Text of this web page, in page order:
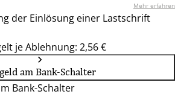
Mehr erfahren
der Einlösung einer Lastschrift
je Ablehnung: 2,56 €
am Bank-Schalter
Bank-Schalter